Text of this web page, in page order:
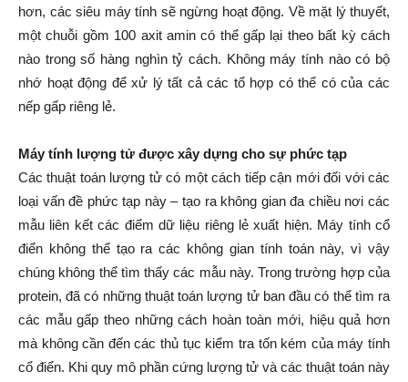
hơn, các siêu máy tính sẽ ngừng hoạt động. Về mặt lý thuyết,
một chuỗi gồm 100 axit amin có thể gấp lại theo bất kỳ cách
nào trong số hàng nghìn tỷ cách. Không máy tính nào có bộ
nhớ hoạt động để xử lý tất cả các tổ hợp có thể có của các
nếp gấp riêng lẻ.
Máy tính lượng tử được xây dựng cho sự phức tạp
Các thuật toán lượng tử có một cách tiếp cận mới đối với các
loại vấn đề phức tạp này – tạo ra không gian đa chiều nơi các
mẫu liên kết các điểm dữ liệu riêng lẻ xuất hiện. Máy tính cổ
điển không thể tạo ra các không gian tính toán này, vì vậy
chúng không thể tìm thấy các mẫu này. Trong trường hợp của
protein, đã có những thuật toán lượng tử ban đầu có thể tìm ra
các mẫu gấp theo những cách hoàn toàn mới, hiệu quả hơn
mà không cần đến các thủ tục kiểm tra tốn kém của máy tính
cổ điển. Khi quy mô phần cứng lượng tử và các thuật toán này